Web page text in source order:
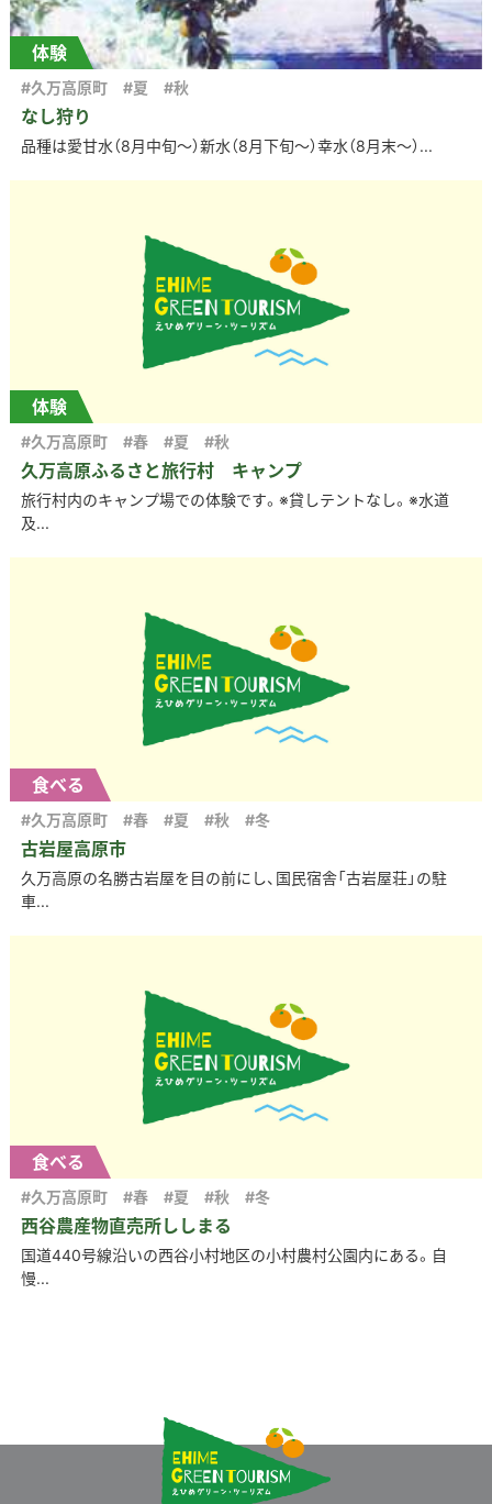
体験
なし狩り
#久万高原町 #夏 #秋
品種は愛甘水（8月中旬～）新水（8月下旬～）幸水（8月末～）...
体験
久万高原ふるさと旅行村 キャンプ
#久万高原町 #春 #夏 #秋
旅行村内のキャンプ場での体験です。※貸しテントなし。※水道
及...
食べる
古岩屋高原市
#久万高原町 #春 #夏 #秋 #冬
久万高原の名勝古岩屋を目の前にし、国民宿舎「古岩屋荘」の駐
車...
食べる
西谷農産物直売所ししまる
#久万高原町 #春 #夏 #秋 #冬
国道440号線沿いの西谷小村地区の小村農村公園内にある。自
慢...